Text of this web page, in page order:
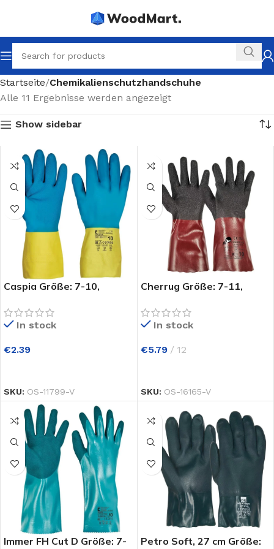
Startseite Chemikalienschutzhandschuhe
Alle 11 Ergebnisse werden angezeigt
Show sidebar
Caspia Größe: 7-10,
Neoprenbeschichtung , 0,7
mm stark , 30 cm lang, die
griffigen Struktur
In stock
€2.39
SKU: OS-11799-V
Cherrug Größe: 7-11,
mit einer
Nitrilbeschichtung ,
mm stark , 30 cm lang,
In stock
€5.79 12
SKU: OS-16165-V
Immer FH Cut D Größe: 7-
Petro Soft, 27 cm Größe: